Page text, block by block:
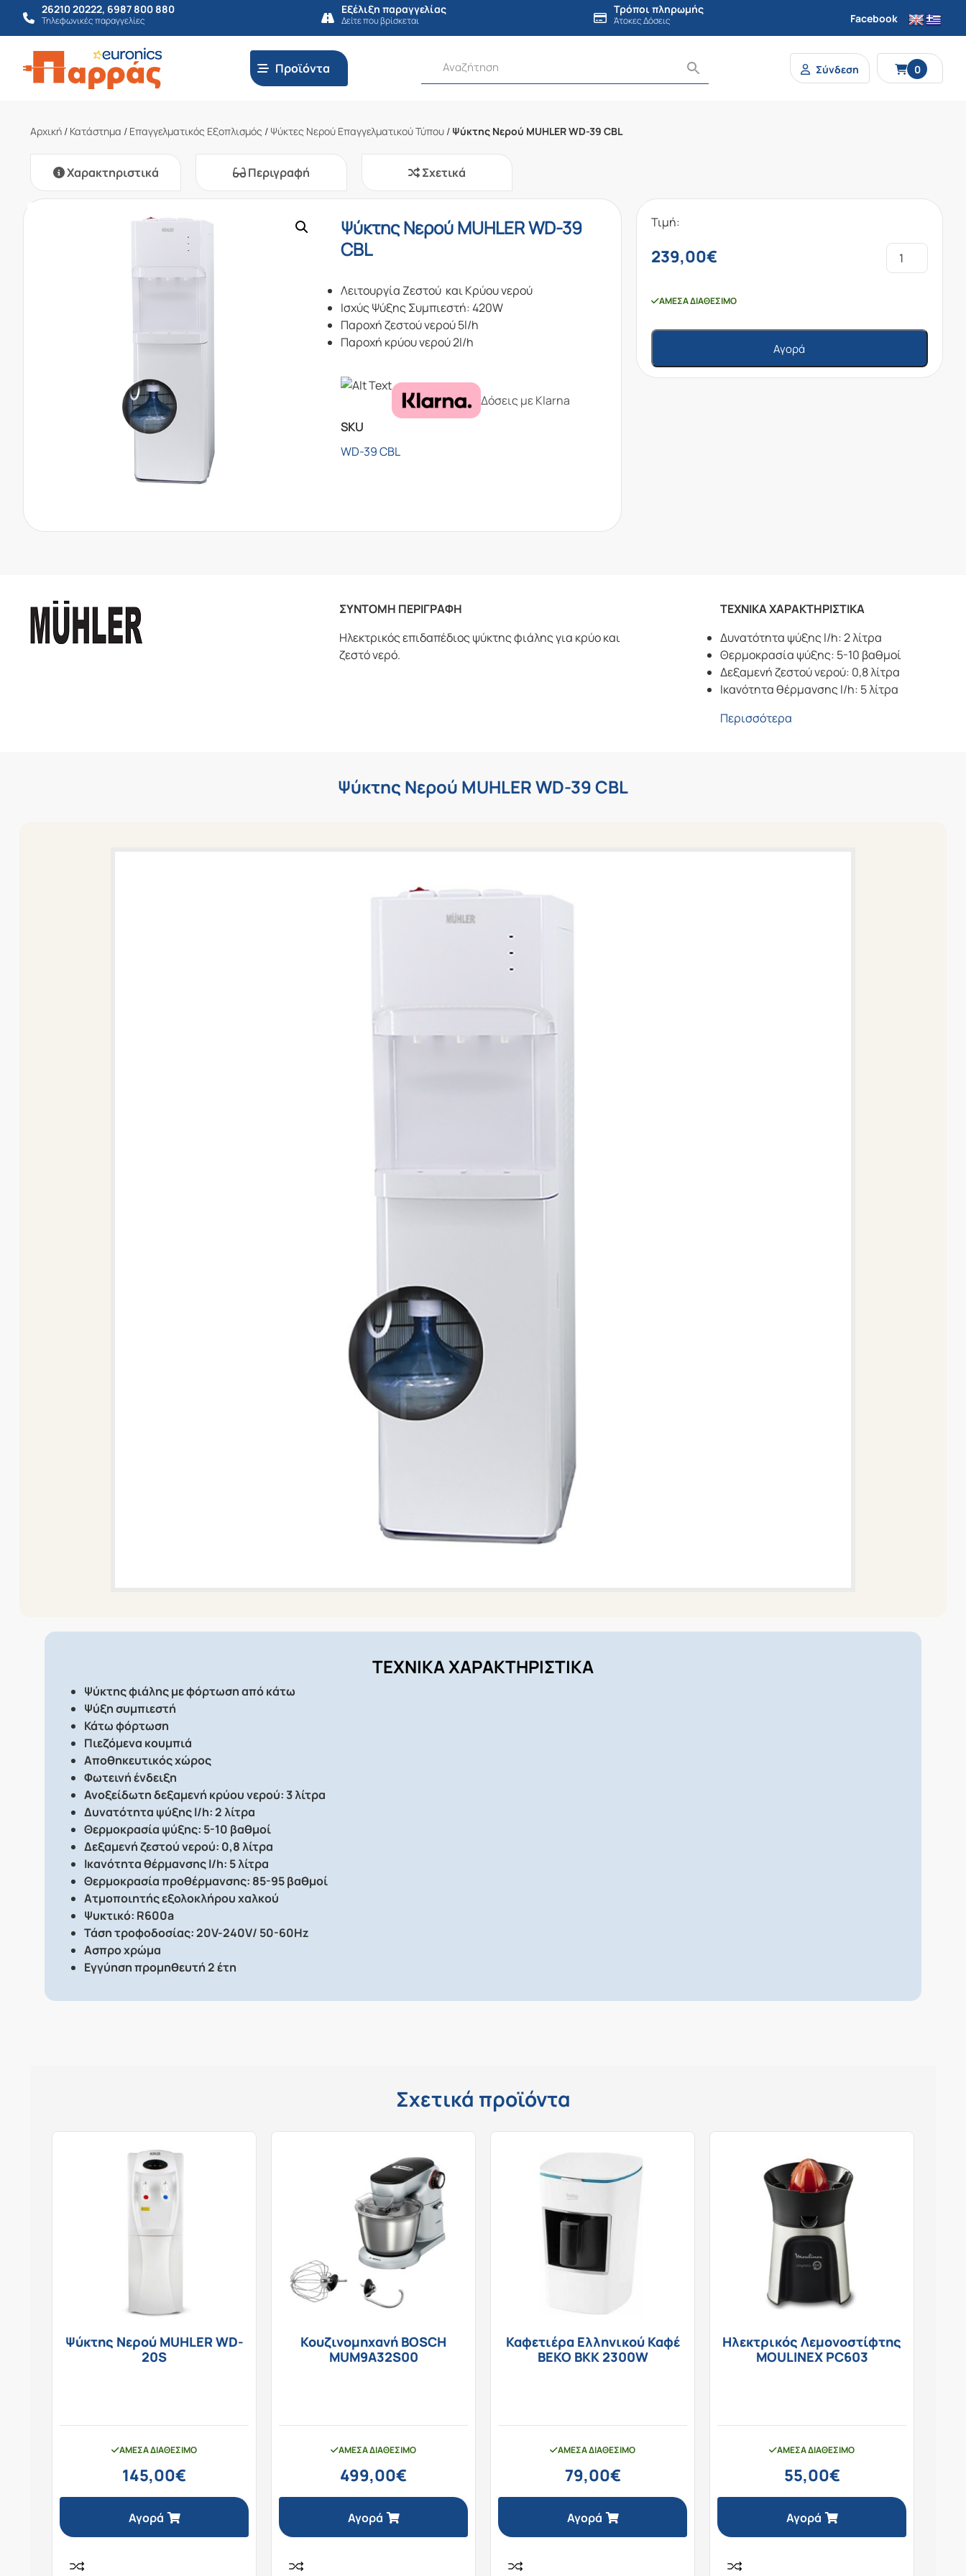
26210 20222, 6987 800 880
Τηλεφωνικές παραγγελίες
Εξέλιξη παραγγελίας
Δείτε που βρίσκεται
Τρόποι πληρωμής
Άτοκες Δόσεις Facebook
Προϊόντα Σύνδεση 0
Αρχική / Κατάστημα / Επαγγελματικός Εξοπλισμός / Ψύκτες Νερού Επαγγελματικού Τύπου / Ψύκτης Νερού MUHLER WD-39 CBL
Χαρακτηριστικά Περιγραφή Σχετικά
Ψύκτης Νερού MUHLER WD-39
CBL
Λειτουργία Ζεστού και Κρύου νερού
Ισχύς Ψύξης Συμπιεστή: 420W
Παροχή ζεστού νερού 5l/h
Παροχή κρύου νερού 2l/h
Δόσεις με Klarna
SKU
WD-39 CBL
Τιμή:
239,00€
ΆΜΕΣΑ ΔΙΑΘΈΣΙΜΟ
Αγορά
ΣΥΝΤΟΜΗ ΠΕΡΙΓΡΑΦΗ
Ηλεκτρικός επιδαπέδιος ψύκτης φιάλης για κρύο και
ζεστό νερό.
ΤΕΧΝΙΚΑ ΧΑΡΑΚΤΗΡΙΣΤΙΚΑ
Δυνατότητα ψύξης l/h: 2 λίτρα
Θερμοκρασία ψύξης: 5-10 βαθμοί
Δεξαμενή ζεστού νερού: 0,8 λίτρα
Ικανότητα θέρμανσης l/h: 5 λίτρα
Περισσότερα
Ψύκτης Νερού MUHLER WD-39 CBL
ΤΕΧΝΙΚΑ ΧΑΡΑΚΤΗΡΙΣΤΙΚΑ
Ψύκτης φιάλης με φόρτωση από κάτω
Ψύξη συμπιεστή
Κάτω φόρτωση
Πιεζόμενα κουμπιά
Αποθηκευτικός χώρος
Φωτεινή ένδειξη
Ανοξείδωτη δεξαμενή κρύου νερού: 3 λίτρα
Δυνατότητα ψύξης l/h: 2 λίτρα
Θερμοκρασία ψύξης: 5-10 βαθμοί
Δεξαμενή ζεστού νερού: 0,8 λίτρα
Ικανότητα θέρμανσης l/h: 5 λίτρα
Θερμοκρασία προθέρμανσης: 85-95 βαθμοί
Ατμοποιητής εξολοκλήρου χαλκού
Ψυκτικό: R600a
Τάση τροφοδοσίας: 20V-240V/ 50-60Hz
Ασπρο χρώμα
Εγγύηση προμηθευτή 2 έτη
Σχετικά προϊόντα
Ψύκτης Νερού MUHLER WD-
20S
ΆΜΕΣΑ ΔΙΑΘΈΣΙΜΟ
145,00€
Αγορά
Κουζινομηχανή BOSCH
MUM9A32S00
ΆΜΕΣΑ ΔΙΑΘΈΣΙΜΟ
499,00€
Αγορά
Καφετιέρα Ελληνικού Καφέ
BEKO BKK 2300W
ΆΜΕΣΑ ΔΙΑΘΈΣΙΜΟ
79,00€
Αγορά
Ηλεκτρικός Λεμονοστίφτης
MOULINEX PC603
ΆΜΕΣΑ ΔΙΑΘΈΣΙΜΟ
55,00€
Αγορά